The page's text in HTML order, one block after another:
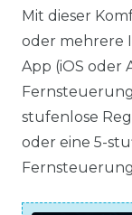
Mit dieser
oder mehrere
App (iOS oder
stufenlose
oder eine 5-